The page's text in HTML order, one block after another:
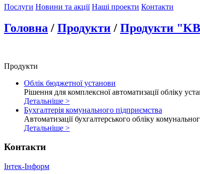
Послуги Новини та акції Наші проекти Контакти
Головна / Продукти / Продукти
Продукти
Облік бюджетної установи
Рішення для комплексної автоматизації обліку
Детальнiше >
Бухгалтерія комунального підприємства
Автоматизації бухгалтерського обліку
Детальнiше >
Контакти
Інтек-Інформ